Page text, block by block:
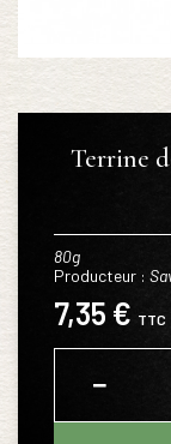
Terrine
80g
Producteur :
7,35 € TTC
−